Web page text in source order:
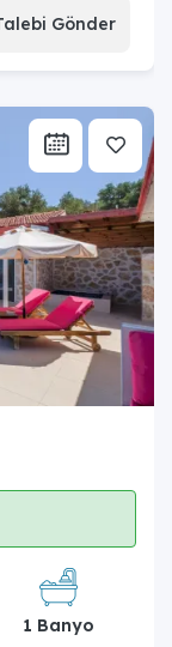
Gönder
1 Banyo